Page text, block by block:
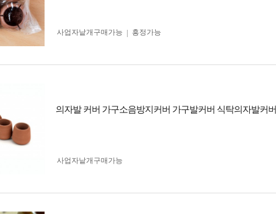
사업자 낱개구매가능 흥정가능
의자발 커버 가구소음방지커버 가구발커버 식탁의자발커버
사업자 낱개구매가능